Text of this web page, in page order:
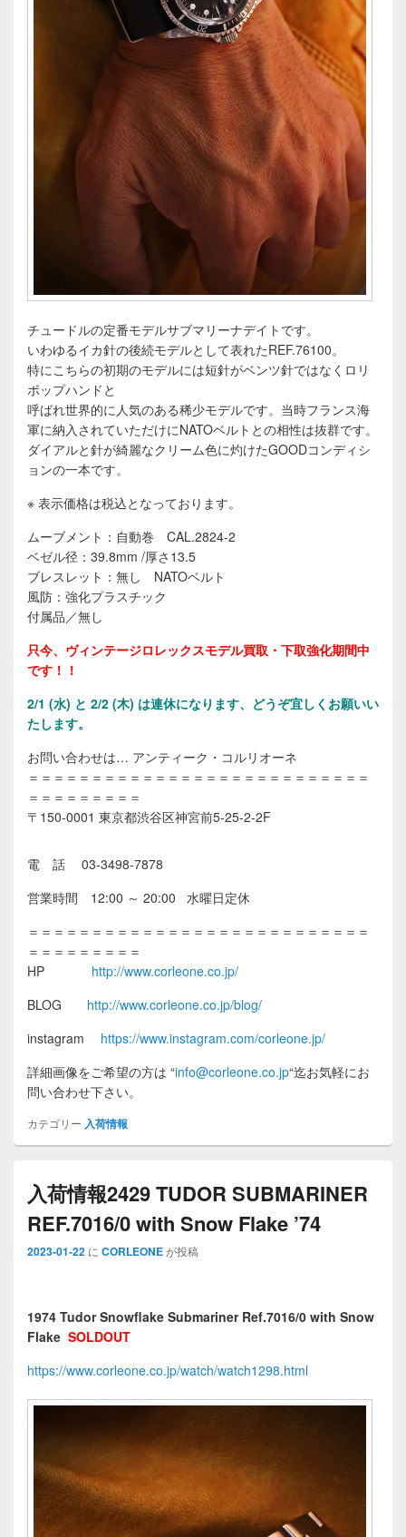
チュードルの定番モデルサブマリーナデイトです。
いわゆるイカ針の後続モデルとして表れたREF.76100。
特にこちらの初期のモデルには短針がベンツ針ではなくロリ
ポップハンドと
呼ばれ世界的に人気のある稀少モデルです。当時フランス海
軍に納入されていただけにNATOベルトとの相性は抜群です。
ダイアルと針が綺麗なクリーム色に灼けたGOODコンディシ
ョンの一本です。
※ 表示価格は税込となっております。
ムーブメント：自動巻 CAL.2824-2
ベゼル径：39.8mm /厚さ13.5
ブレスレット：無し NATOベルト
風防：強化プラスチック
付属品／無し
只今、ヴィンテージロレックスモデル買取・下取強化期間中
です！！
2/1 (水) と 2/2 (木) は連休になります、どうぞ宜しくお願いい
たします。
お問い合わせは… アンティーク・コルリオーネ
＝＝＝＝＝＝＝＝＝＝＝＝＝＝＝＝＝＝＝＝＝＝＝＝＝＝＝
＝＝＝＝＝＝＝＝＝
〒150-0001 東京都渋谷区神宮前5-25-2-2F
電 話 03-3498-7878
営業時間 12:00 ～ 20:00 水曜日定休
＝＝＝＝＝＝＝＝＝＝＝＝＝＝＝＝＝＝＝＝＝＝＝＝＝＝＝
＝＝＝＝＝＝＝＝＝
HP
http://www.corleone.co.jp/
BLOG http://www.corleone.co.jp/blog/
instagram https://www.instagram.com/corleone.jp/
詳細画像をご希望の方は “info@corleone.co.jp“迄お気軽にお
問い合わせ下さい。
カテゴリー 入荷情報
入荷情報2429 TUDOR SUBMARINER
REF.7016/0 with Snow Flake ’74
2023-01-22 に CORLEONEが投稿
1974 Tudor Snowflake Submariner Ref.7016/0 with Snow
Flake SOLDOUT
https://www.corleone.co.jp/watch/watch1298.html